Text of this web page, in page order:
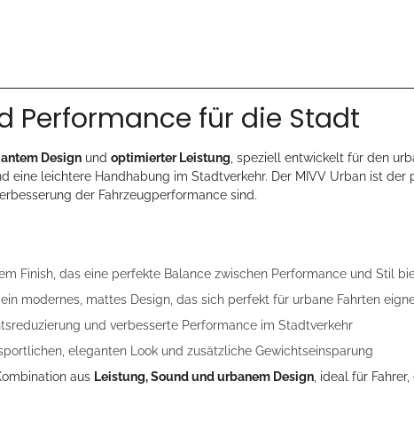
Performance für die Stadt
Design und optimierter Leistung , speziell entwickelt für den
eine leichtere Handhabung im Stadtverkehr. Der MIVV Urban ist der
der Fahrzeugperformance sind.
Finish, das eine perfekte Balance zwischen Performance und Stil
modernes, mattes Design, das sich perfekt für urbane Fahrten
und verbesserte Performance im Stadtverkehr
eleganten Look und zusätzliche Gewichtseinsparung
aus Leistung, Sound und urbanem Design , ideal für